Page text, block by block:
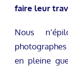
faire leur
Nous
en pleine